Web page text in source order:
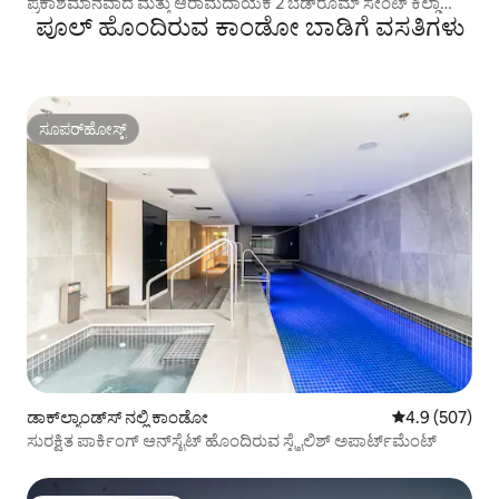
ಈಸ್ಟ್ ಅಪಾರ್ಟ್‌ಮೆಂಟ್
ಪೂಲ್ ಹೊಂದಿರುವ ಕಾಂಡೋ ಬಾಡಿಗೆ ವಸತಿಗಳು
ಸೂಪರ್‌ಹೋಸ್ಟ್
ಸೂಪರ್‌ಹೋಸ್ಟ್
ಡಾಕ್‌ಲ್ಯಾಂಡ್‌ಸ್ ನಲ್ಲಿ ಕಾಂಡೋ 5 ರಲ್ಲಿ 4.9
4.9 (507)
ಸುರಕ್ಷಿತ ಪಾರ್ಕಿಂಗ್ ಆನ್‌ಸೈಟ್ ಹೊಂದಿರುವ ಸ್ಟೈಲಿಶ್ ಅಪಾರ್ಟ್‌ಮೆಂಟ್